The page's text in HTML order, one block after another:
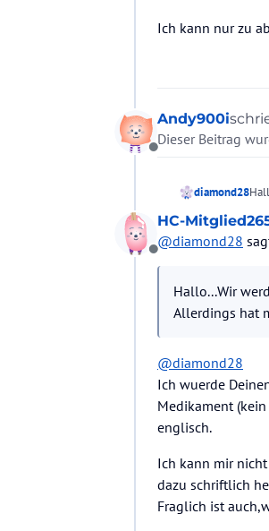
Ich kann nur zu
Offline
Andy900i
Dieser Beitrag
diamond28
Im
Offline
HC-
@diamond28
Hallo...Wir
Allerdings hat
@diamond28
Ich wuerde
Medikament
englisch.
Ich kann mir
dazu schriftlich
Fraglich ist